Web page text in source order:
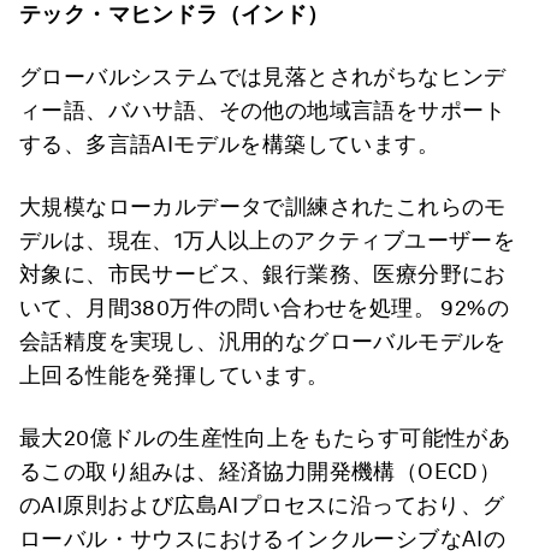
テック・マヒンドラ（インド）
グローバルシステムでは見落とされがちなヒンデ
ィー語、バハサ語、その他の地域言語をサポート
する、多言語AIモデルを構築しています。
大規模なローカルデータで訓練されたこれらのモ
デルは、現在、1万人以上のアクティブユーザーを
対象に、市民サービス、銀行業務、医療分野にお
いて、月間380万件の問い合わせを処理。 92%の
会話精度を実現し、汎用的なグローバルモデルを
上回る性能を発揮しています。
最大20億ドルの生産性向上をもたらす可能性があ
るこの取り組みは、経済協力開発機構（OECD）
のAI原則および広島AIプロセスに沿っており、グ
ローバル・サウスにおけるインクルーシブなAIの